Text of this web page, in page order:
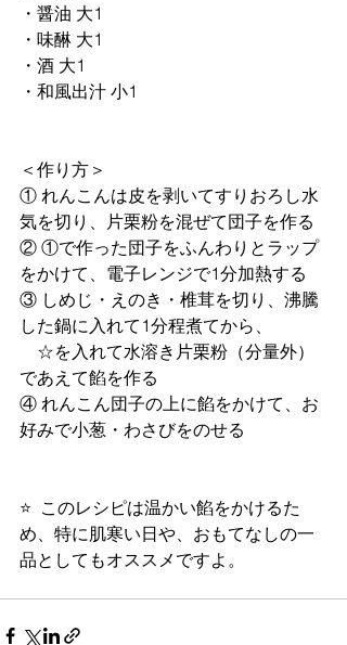
・醤油 大1
・味醂 大1
・酒 大1
・和風出汁 小1
＜作り方＞
① れんこんは皮を剥いてすりおろし水
気を切り、片栗粉を混ぜて団子を作る
② ①で作った団子をふんわりとラップ
をかけて、電子レンジで1分加熱する
③ しめじ・えのき・椎茸を切り、沸騰
した鍋に入れて1分程煮てから、
☆を入れて水溶き片栗粉（分量外）
であえて餡を作る
④ れんこん団子の上に餡をかけて、お
好みで小葱・わさびをのせる
⭐  このレシピは温かい餡をかけるた
め、特に肌寒い日や、おもてなしの一
品としてもオススメですよ。